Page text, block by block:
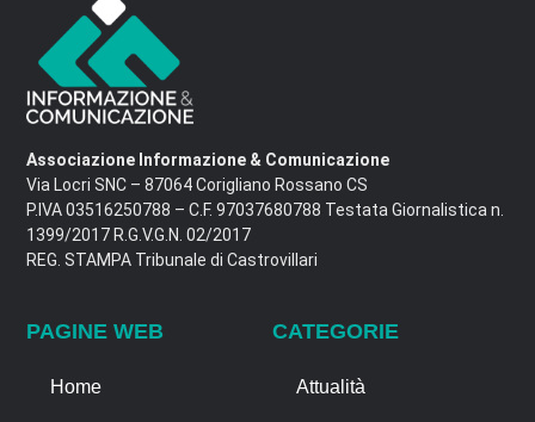
Associazione Informazione & Comunicazione
Via Locri SNC – 87064 Corigliano Rossano CS
P.IVA 03516250788 – C.F. 97037680788 Testata Giornalistica n.
1399/2017 R.G.V.G.N. 02/2017
REG. STAMPA Tribunale di Castrovillari
PAGINE WEB
Home
CATEGORIE
Attualità